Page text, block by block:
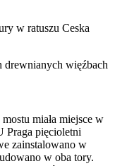
miała miejsce w
Praga pięcioletni
zainstalowano w
w oba tory.